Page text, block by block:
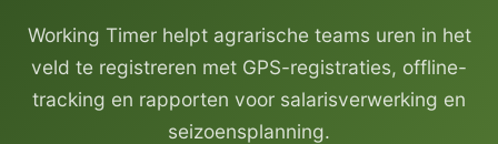
Working Timer helpt agrarische teams uren in het
veld te registreren met GPS-registraties, offline-
tracking en rapporten voor salarisverwerking en
seizoensplanning.